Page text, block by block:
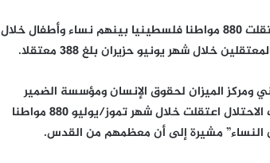
وأضافت هذه المؤسسات في بيان أن السلطات الإسرائيلية اعتقلت 880 مواطنا فلسطينيا بينهم نساء وأطفال خلال
خلال شهر يونيو حزيران بلغ 388 معتقلا.
ومركز الميزان لحقوق الإنسان ومؤسسة الضمير
لرعاية الأسير وحقوق الإنسان وهيئة شؤون الأسرى أن “سلطات الاحتلال اعتقلت خلال شهر تموز/يوليو 880 مواطنا